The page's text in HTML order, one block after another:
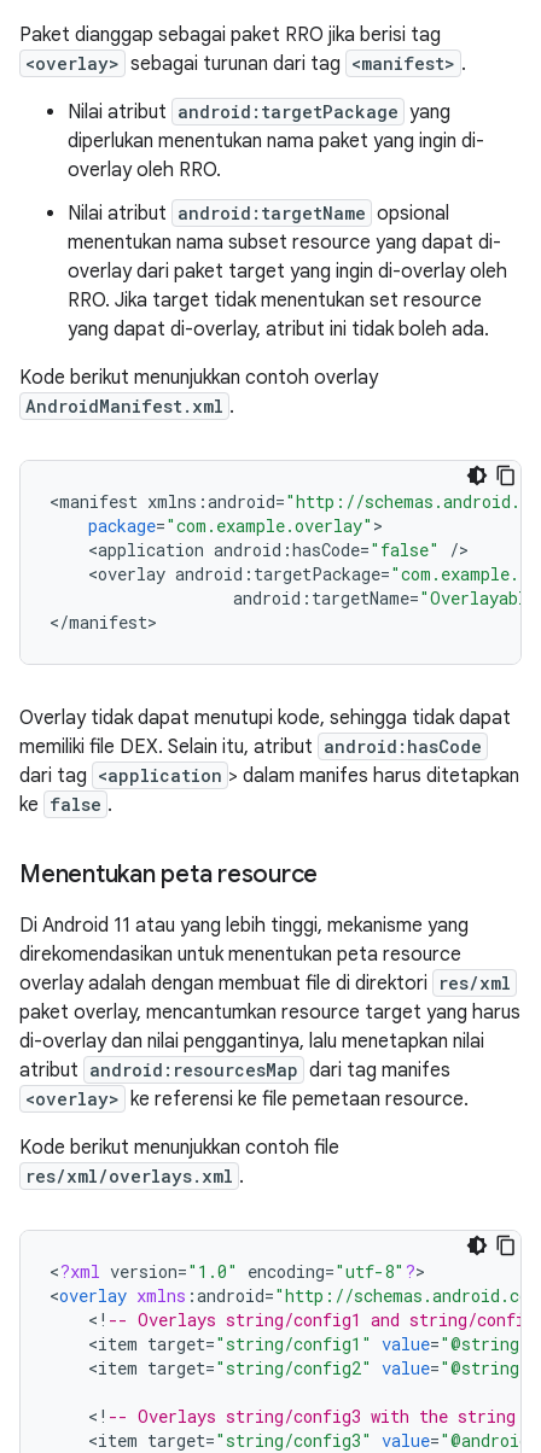
Paket dianggap sebagai paket RRO jika berisi tag
<overlay> sebagai turunan dari tag <manifest> .
Nilai atribut android:targetPackage yang
diperlukan menentukan nama paket yang ingin di-
overlay oleh RRO.
Nilai atribut android:targetName opsional
menentukan nama subset resource yang dapat di-
overlay dari paket target yang ingin di-overlay oleh
RRO. Jika target tidak menentukan set resource
yang dapat di-overlay, atribut ini tidak boleh ada.
Kode berikut menunjukkan contoh overlay
AndroidManifest.xml .
<manifest xmlns :android="http://
package="com.example.overlay"
<application android :hasCode="false" /
<overlay android : targetPackage=
android : targetName=
</manifest
Overlay tidak dapat menutupi kode, sehingga tidak dapat
memiliki file DEX. Selain itu, atribut android:hasCode
dari tag <application > dalam manifes harus ditetapkan
ke false .
Menentukan peta resource
Di Android 11 atau yang lebih tinggi, mekanisme yang
direkomendasikan untuk menentukan peta resource
overlay adalah dengan membuat file di direktori
res/xml
paket overlay, mencantumkan resource target yang harus
di-overlay dan nilai penggantinya, lalu menetapkan nilai
atribut android:resourcesMap dari tag manifes
<overlay> ke referensi ke file pemetaan resource.
Kode berikut menunjukkan contoh file
res/xml/overlays.xml .
<?xml version="1.0" encoding="utf-8" ?>
<overlay xmlns :android="http://
< ! -- Overlays string/config1 and string/
<item target="string/config1" value="@string/
<item target="string/config2" value="@string/
< ! -- Overlays string/config3 with the string
<item target="string/config3" value=